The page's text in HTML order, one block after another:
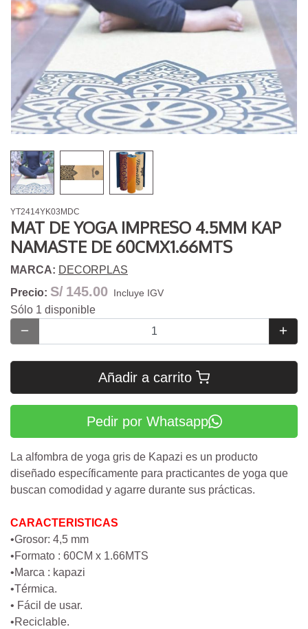
YT2414YK03MDC
MAT DE YOGA IMPRESO 4.5MM KAP
NAMASTE DE 60CMX1.66MTS
MARCA: DECORPLAS
Precio: S/ 145.00 Incluye IGV
Sólo 1 disponible
Añadir a carrito
Pedir por Whatsapp
La alfombra de yoga gris de Kapazi es un producto
diseñado específicamente para practicantes de yoga que
buscan comodidad y agarre durante sus prácticas.
CARACTERISTICAS
•Grosor: 4,5 mm
•Formato : 60CM x 1.66MTS
•Marca : kapazi
•Térmica.
• Fácil de usar.
•Reciclable.